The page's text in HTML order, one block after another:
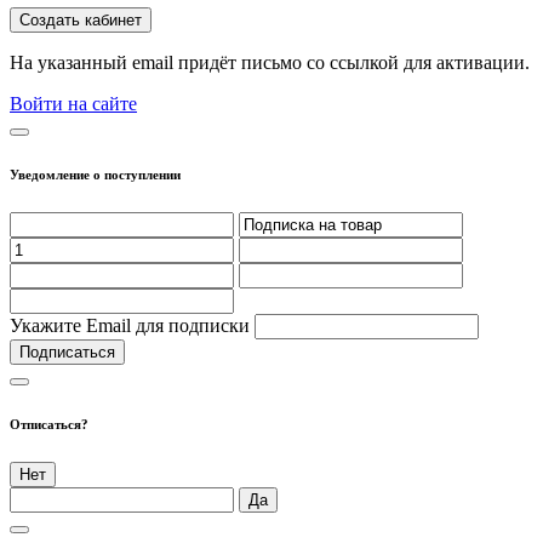
Создать кабинет
На указанный email придёт письмо со ссылкой для активации.
Войти на сайте
Уведомление о поступлении
Укажите Email для подписки
Подписаться
Отписаться?
Нет
Да